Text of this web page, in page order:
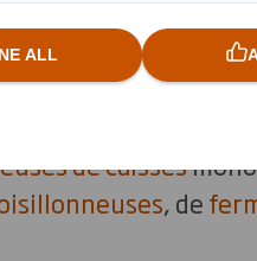
machines standards
de nos clients.
de caisses
, de